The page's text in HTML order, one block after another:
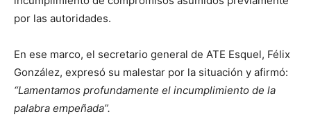
por las autoridades.
En ese marco, el secretario general de ATE Esquel, Félix
González, expresó su malestar por la situación y afirmó:
“Lamentamos profundamente el incumplimiento de la
palabra empeñada”.